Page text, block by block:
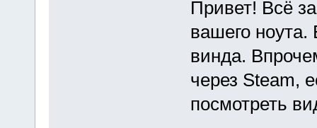
Привет! Всё
вашего
винда.
через Steam,
посмотреть